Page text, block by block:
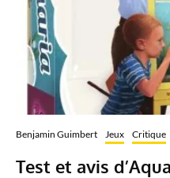
Benjamin Guimbert Jeux Critique
Test et avis